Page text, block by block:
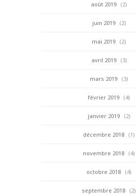
août 2019 (2)
juin 2019 (2)
mai 2019 (2)
avril 2019 (3)
mars 2019 (3)
février 2019 (4)
janvier 2019 (2)
décembre 2018 (1)
novembre 2018 (4)
octobre 2018 (4)
septembre 2018 (2)